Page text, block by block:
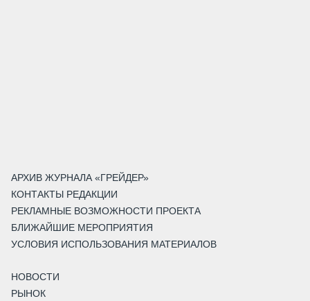
АРХИВ ЖУРНАЛА «ГРЕЙДЕР»
КОНТАКТЫ РЕДАКЦИИ
РЕКЛАМНЫЕ ВОЗМОЖНОСТИ ПРОЕКТА
БЛИЖАЙШИЕ МЕРОПРИЯТИЯ
УСЛОВИЯ ИСПОЛЬЗОВАНИЯ МАТЕРИАЛОВ
НОВОСТИ
РЫНОК